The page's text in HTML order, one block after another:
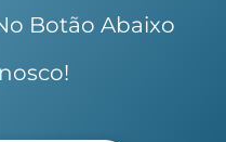
Botão Abaixo